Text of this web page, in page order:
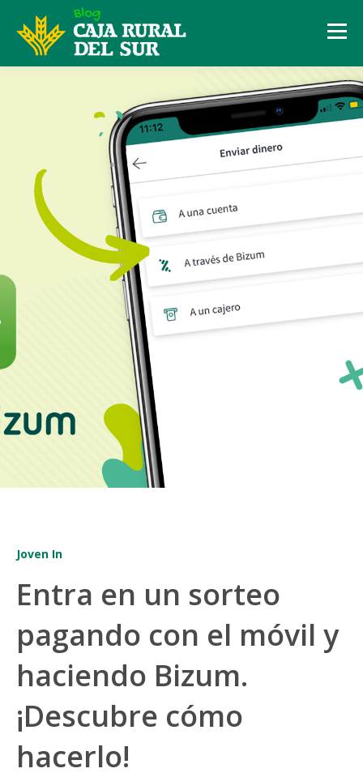
Joven In
Entra en un sorteo
pagando con el móvil y
haciendo Bizum.
¡Descubre cómo
hacerlo!